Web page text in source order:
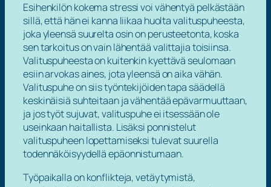
Esihenkilön kokema stressi voi vähentyä pelkästään
sillä, että hän ei kanna liikaa huolta valituspuheesta,
joka yleensä suurelta osin on perusteetonta, koska
sen tarkoitus on vain lähentää valittajia toisiinsa.
Valituspuheesta on kuitenkin kyettävä seulomaan
esiin arvokas aines, jota yleensä on aika vähän.
Valituspuhe on siis työntekijöiden tapa säädellä
keskinäisiä suhteitaan ja vähentää epävarmuuttaan,
ja jos työt sujuvat, valituspuhe ei itsessään ole
useinkaan haitallista. Lisäksi ponnistelut
valituspuheen lopettamiseksi tulevat suurella
todennäköisyydellä epäonnistumaan.
Työpaikalla on konflikteja, vetäytymistä,